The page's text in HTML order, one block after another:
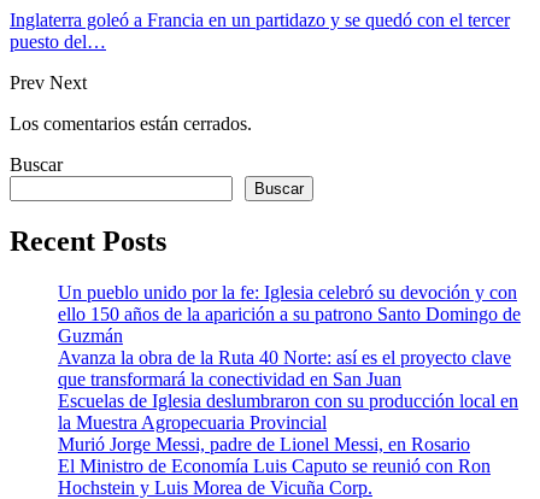
Inglaterra goleó a Francia en un partidazo y se quedó con el tercer
puesto del…
Prev Next
Los comentarios están cerrados.
Buscar
Buscar
Recent Posts
Un pueblo unido por la fe: Iglesia celebró su devoción y con
ello 150 años de la aparición a su patrono Santo Domingo de
Guzmán
Avanza la obra de la Ruta 40 Norte: así es el proyecto clave
que transformará la conectividad en San Juan
Escuelas de Iglesia deslumbraron con su producción local en
la Muestra Agropecuaria Provincial
Murió Jorge Messi, padre de Lionel Messi, en Rosario
El Ministro de Economía Luis Caputo se reunió con Ron
Hochstein y Luis Morea de Vicuña Corp.